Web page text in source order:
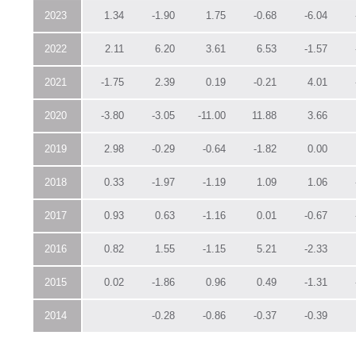
2023 1.34 -1.90 1.75 -0.68 -6.04
2022 2.11 6.20 3.61 6.53 -1.57
2021 -1.75 2.39 0.19 -0.21 4.01
2020 -3.80 -3.05 -11.00 11.88 3.66
2019 2.98 -0.29 -0.64 -1.82 0.00
2018 0.33 -1.97 -1.19 1.09 1.06
2017 0.93 0.63 -1.16 0.01 -0.67
2016 0.82 1.55 -1.15 5.21 -2.33
2015 0.02 -1.86 0.96 0.49 -1.31
2014 -0.28 -0.86 -0.37 -0.39